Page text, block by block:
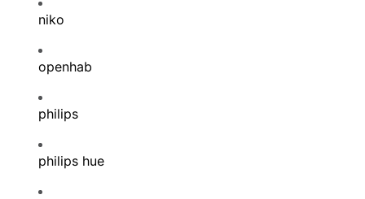
niko
openhab
philips
philips hue